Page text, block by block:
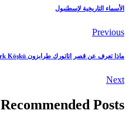
الأسماء التاريخية لإسطنبول
Previous
ماذا تعرف عن قصر اتاتورك طرابزون Atatürk Köşkü؟
Next
Recommended Posts